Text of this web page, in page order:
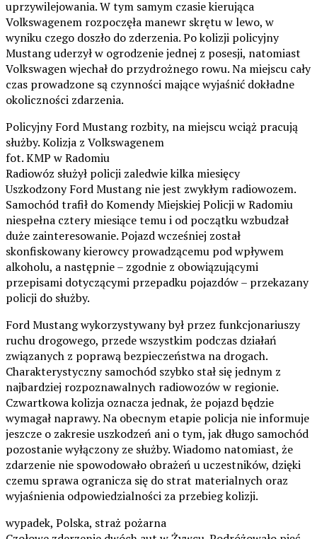
uprzywilejowania. W tym samym czasie kierująca
Volkswagenem rozpoczęła manewr skrętu w lewo, w
wyniku czego doszło do zderzenia. Po kolizji policyjny
Mustang uderzył w ogrodzenie jednej z posesji, natomiast
Volkswagen wjechał do przydrożnego rowu. Na miejscu cały
czas prowadzone są czynności mające wyjaśnić dokładne
okoliczności zdarzenia.
Policyjny Ford Mustang rozbity, na miejscu wciąż pracują
służby. Kolizja z Volkswagenem
fot. KMP w Radomiu
Radiowóz służył policji zaledwie kilka miesięcy
Uszkodzony Ford Mustang nie jest zwykłym radiowozem.
Samochód trafił do Komendy Miejskiej Policji w Radomiu
niespełna cztery miesiące temu i od początku wzbudzał
duże zainteresowanie. Pojazd wcześniej został
skonfiskowany kierowcy prowadzącemu pod wpływem
alkoholu, a następnie – zgodnie z obowiązującymi
przepisami dotyczącymi przepadku pojazdów – przekazany
policji do służby.
Ford Mustang wykorzystywany był przez funkcjonariuszy
ruchu drogowego, przede wszystkim podczas działań
związanych z poprawą bezpieczeństwa na drogach.
Charakterystyczny samochód szybko stał się jednym z
najbardziej rozpoznawalnych radiowozów w regionie.
Czwartkowa kolizja oznacza jednak, że pojazd będzie
wymagał naprawy. Na obecnym etapie policja nie informuje
jeszcze o zakresie uszkodzeń ani o tym, jak długo samochód
pozostanie wyłączony ze służby. Wiadomo natomiast, że
zdarzenie nie spowodowało obrażeń u uczestników, dzięki
czemu sprawa ogranicza się do strat materialnych oraz
wyjaśnienia odpowiedzialności za przebieg kolizji.
wypadek, Polska, straż pożarna